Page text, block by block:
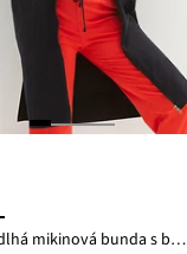
Extra dlhá mikinová bunda s bočnými rozparkami